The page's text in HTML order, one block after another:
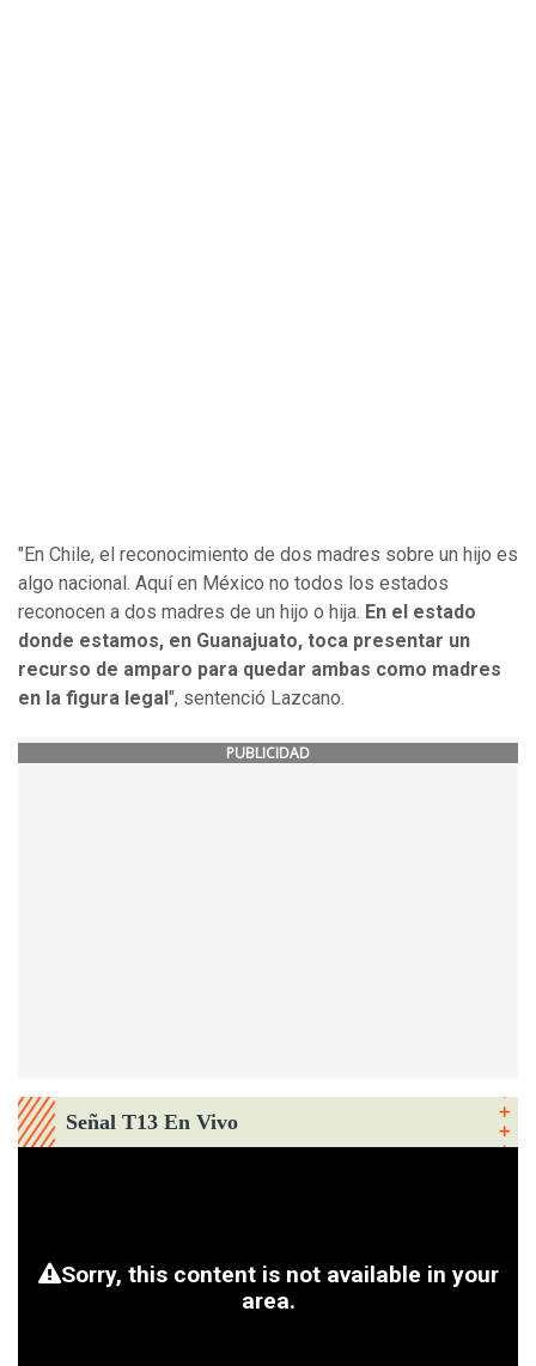
"En Chile, el reconocimiento de dos madres sobre un hijo es
algo nacional. Aquí en México no todos los estados
reconocen a dos madres de un hijo o hija. En el estado
donde estamos, en Guanajuato, toca presentar un
recurso de amparo para quedar ambas como madres
en la figura legal ", sentenció Lazcano.
PUBLICIDAD
Señal T13 En Vivo